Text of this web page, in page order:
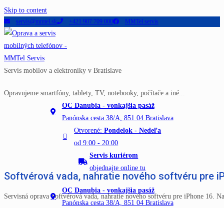
Skip to content
servis@mmtel.sk +421 907 709 000 MMTel servis
Servis mobilov a elektroniky v Bratislave
Opravujeme smartfóny, tablety, TV, notebooky, počítače a iné...
OC Danubia - vonkajšia pasáž
Panónska cesta 38/A, 851 04 Bratislava
Otvorené:Pondelok - Nedeľa
od 9:00 - 20:00
Servis kuriérom
objednajte online tu
OC Danubia - vonkajšia pasáž
Panónska cesta 38/A, 851 04 Bratislava
Softvérová vada, nahratie nového softvéru pre
Servisná oprava Softvérová vada, nahratie nového softvéru pre iPhone 16.